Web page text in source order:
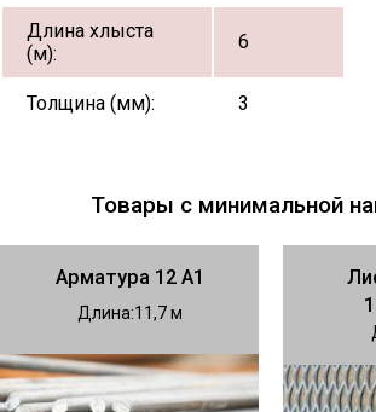
Длина хлыста
(м):
6
Толщина (мм): 3
Товары с минимальной
Арматура 12 А1
Длина 11,7